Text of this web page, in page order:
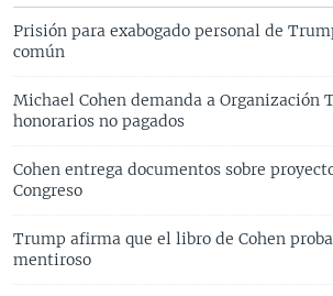
Prisión para exabogado personal de
común
Michael Cohen demanda a Organización
honorarios no pagados
Cohen entrega documentos sobre
Congreso
Trump afirma que el libro de Cohen
mentiroso